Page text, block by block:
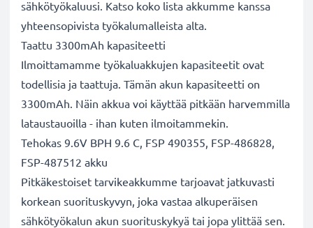
sähkötyökaluusi. Katso koko lista akkumme kanssa
yhteensopivista työkalumalleista alta.
Taattu 3300mAh kapasiteetti
Ilmoittamamme työkaluakkujen kapasiteetit ovat
todellisia ja taattuja. Tämän akun kapasiteetti on
3300mAh. Näin akkua voi käyttää pitkään harvemmilla
lataustauoilla - ihan kuten ilmoitammekin.
Tehokas 9.6V BPH 9.6 C, FSP 490355, FSP-486828,
FSP-487512 akku
Pitkäkestoiset tarvikeakkumme tarjoavat jatkuvasti
korkean suorituskyvyn, joka vastaa alkuperäisen
sähkötyökalun akun suorituskykyä tai jopa ylittää sen.